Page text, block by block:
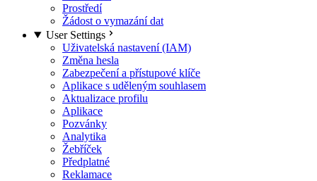
Prostředí
Žádost o vymazání dat
User Settings
Uživatelská nastavení (IAM)
Změna hesla
Zabezpečení a přístupové klíče
Aplikace s uděleným souhlasem
Aktualizace profilu
Aplikace
Pozvánky
Analytika
Žebříček
Předplatné
Reklamace